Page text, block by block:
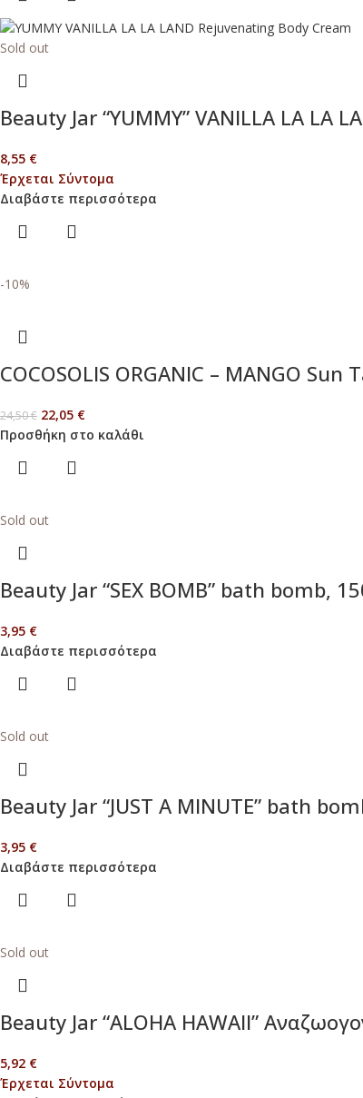
Sold out
Beauty Jar “YUMMY” VANILLA LA LA
8,55 €
Έρχεται Σύντομα
Διαβάστε περισσότερα
-10%
COCOSOLIS ORGANIC – MANGO
24,50€ 22,05 €
Προσθήκη στο καλάθι
Sold out
Beauty Jar “SEX BOMB” bath bomb,
3,95 €
Διαβάστε περισσότερα
Sold out
Beauty Jar “JUST A MINUTE” bath
3,95 €
Διαβάστε περισσότερα
Sold out
Beauty Jar “ALOHA HAWAII”
5,92 €
Έρχεται Σύντομα